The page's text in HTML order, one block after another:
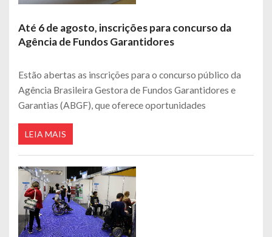
Até 6 de agosto, inscrições para concurso da
Agência de Fundos Garantidores
Estão abertas as inscrições para o concurso público da
Agência Brasileira Gestora de Fundos Garantidores e
Garantias (ABGF), que oferece oportunidades
LEIA MAIS